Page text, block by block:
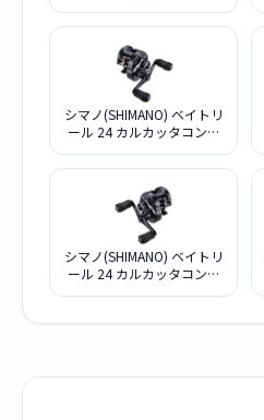
シマノ(SHIMANO) ベイトリ
ール 24 カルカッタコンク
ン 31HG(左)
シマノ(SHIMANO) ベイトリ
ール 24 カルカッタコンク